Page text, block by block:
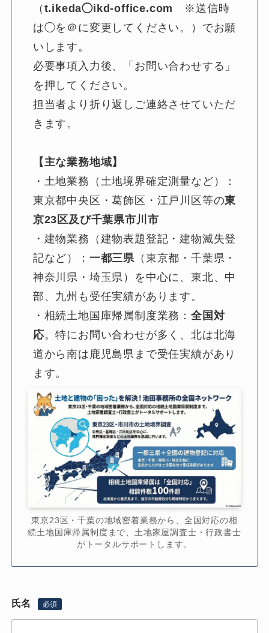
（ t.ikeda◯ikd-office.com
※送信時
は◯を＠に変更してください。）でお願
いします。
必要事項入力後、「お問い合わせする」
を押してください。
担当者より折り返しご連絡させていただ
きます。
【主な業務地域】
・土地業務（土地境界確定測量など）：
東京都中央区・葛飾区・江戸川区等の東
京23区及び千葉県市川市
・建物業務（建物表題登記・建物滅失登
記など）： 一都三県 （東京都・千葉県・
神奈川県・埼玉県）を中心に、東北、中
部、九州も受任実績があります。
・相続土地国庫帰属制度業務：全国対
応。特にお問い合わせが多く、北は北海
道から南は鹿児島県まで受任実績があり
ます。
東京23区・千葉の地域密着業務から、全国対応の相
続土地国庫帰属制度まで、土地家屋調査士・行政書士
がトータルサポートします。
氏名 必須